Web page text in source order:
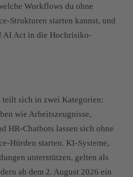
Workflows du ohne
Strukturen starten kannst, und
AI Act in die Hochrisiko-
teilt sich in zwei Kategorien:
wie Arbeitszeugnisse,
HR-Chatbots lassen sich ohne
Hürden starten. KI-Systeme,
unterstützen, gelten als
ab dem 2. August 2026 ein